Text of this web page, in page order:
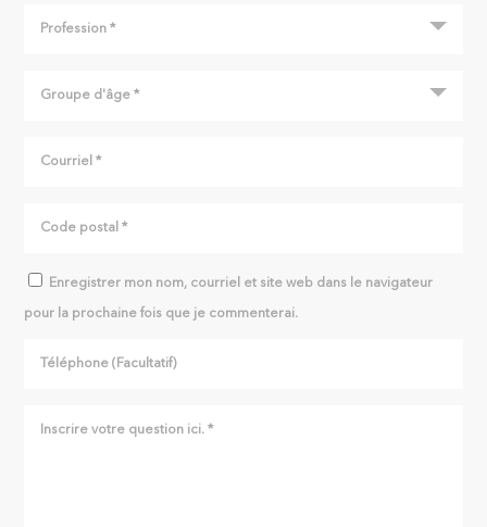
Enregistrer mon nom, courriel et site web dans le navigateur
pour la prochaine fois que je commenterai.